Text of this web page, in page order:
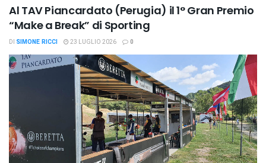
Al TAV Piancardato (Perugia) il 1° Gran Premio
“Make a Break” di Sporting
DI SIMONE RICCI 23 LUGLIO 2026 0